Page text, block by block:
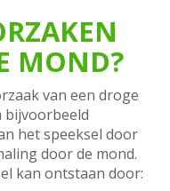
MOND?
van een droge
bijvoorbeeld
het speeksel door
door de mond.
kan ontstaan door: